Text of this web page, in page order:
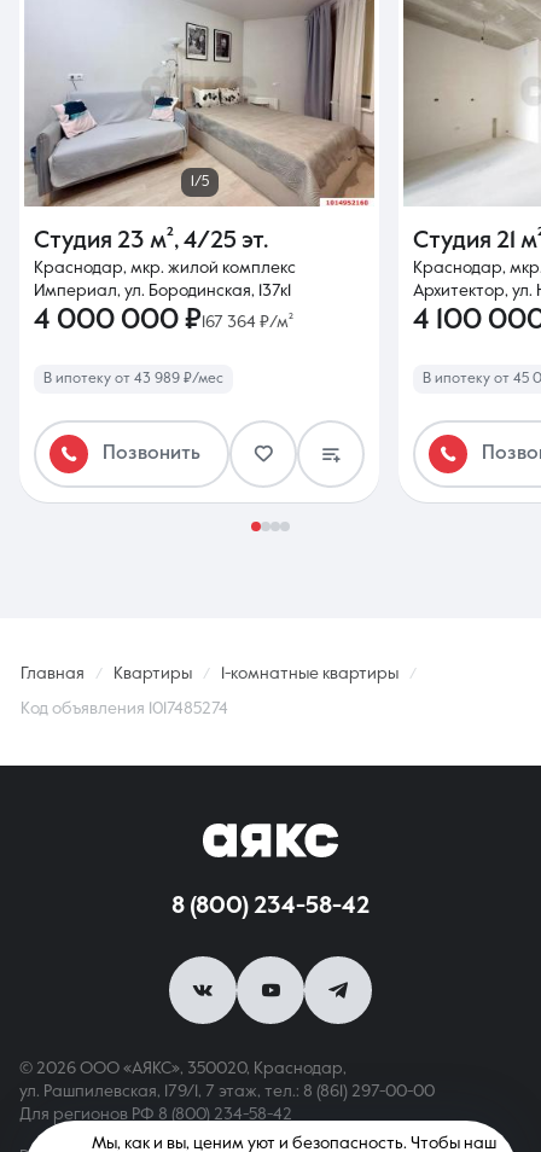
1/5
Студия 23 м², 4/25 эт.
Краснодар, мкр. жилой комплекс
Империал, ул. Бородинская, 137к1
4 000 000 ₽ 167 364 ₽/м²
В ипотеку от 43 989 ₽/мес
Позвонить
Студия 21
Краснодар,
Архитектор, ул.
4 100
В ипотеку от 45
Главная Квартиры 1-комнатные квартиры
Код объявления 1017485274
8 (800) 234-58-42
© 2026 ООО «АЯКС», 350020, Краснодар,
ул. Рашпилевская, 179/1, 7 этаж, тел.: 8 (861) 297-00-00
Для регионов РФ 8 (800) 234-58-42
Мы, как и вы, ценим уют и безопасность. Чтобы наш